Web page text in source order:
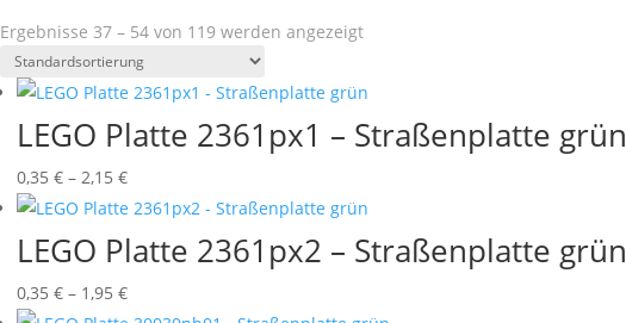
Ergebnisse 37 – 54 von 119 werden angezeigt
LEGO Platte 2361px1 – Straßenplatte grün
0,35 € – 2,15 €Preisspanne:
0,35 €
bis
2,15 €
LEGO Platte 2361px2 – Straßenplatte grün
0,35 € – 1,95 €Preisspanne: